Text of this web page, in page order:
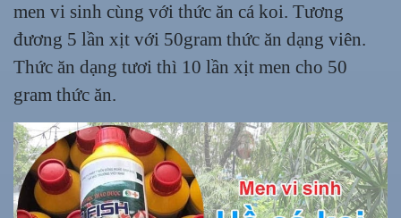
men vi sinh cùng với thức ăn cá koi. Tương
đương 5 lần xịt với 50gram thức ăn dạng viên.
Thức ăn dạng tươi thì 10 lần xịt men cho 50
gram thức ăn.